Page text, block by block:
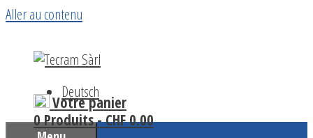
Aller au contenu
Deutsch
Votre panier
0 Produits -CHF0.00